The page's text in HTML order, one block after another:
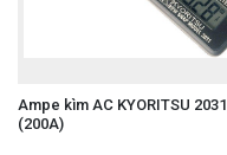
Ampe kìm AC KYORITSU 2031
(200A)